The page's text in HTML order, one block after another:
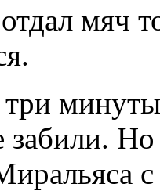
мяч
забили.